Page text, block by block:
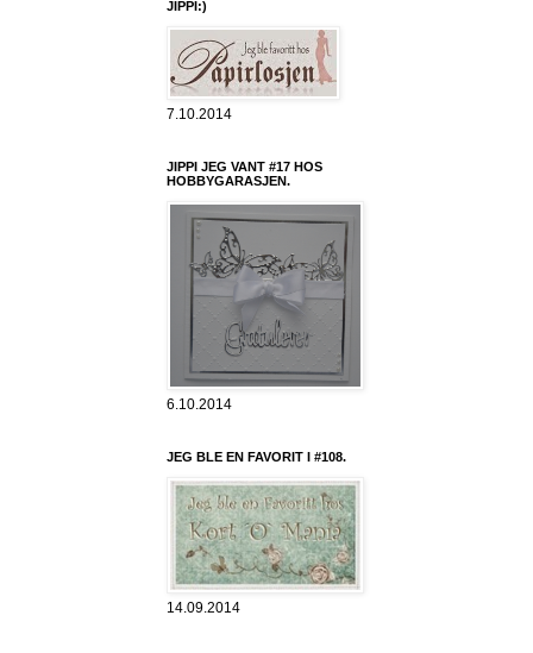
JIPPI:)
7.10.2014
JIPPI JEG VANT #17 HOS
HOBBYGARASJEN.
6.10.2014
JEG BLE EN FAVORIT I #108.
14.09.2014